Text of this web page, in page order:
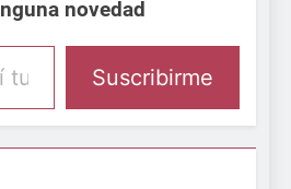
novedad
Suscribirme